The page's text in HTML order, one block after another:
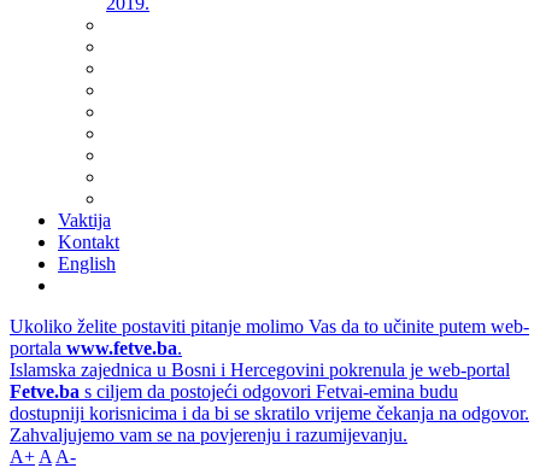
Vaktija
Kontakt
English
Ukoliko želite postaviti pitanje molimo Vas da to učinite putem web-
portala www.fetve.ba.
Islamska zajednica u Bosni i Hercegovini pokrenula je web-portal
Fetve.ba s ciljem da postojeći odgovori Fetvai-emina budu
dostupniji korisnicima i da bi se skratilo vrijeme čekanja na odgovor.
Zahvaljujemo vam se na povjerenju i razumijevanju.
A+ A A-